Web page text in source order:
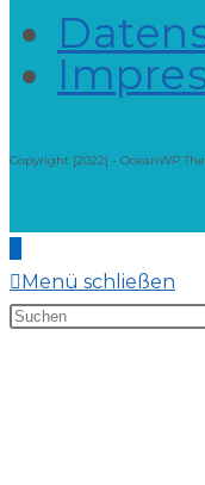
Copyright [2022] - OceanWP
Menü schließen